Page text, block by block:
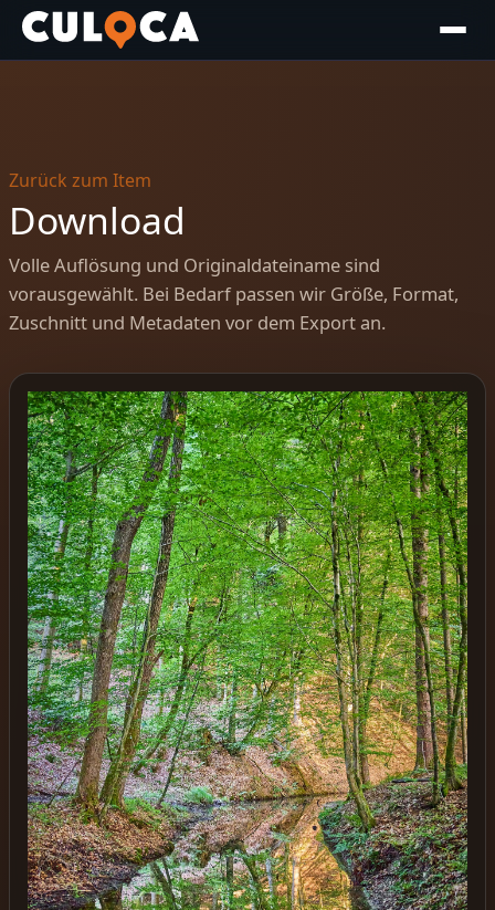
Zurück zum Item
Download
Volle Auflösung und Originaldateiname sind
vorausgewählt. Bei Bedarf passen wir Größe, Format,
Zuschnitt und Metadaten vor dem Export an.